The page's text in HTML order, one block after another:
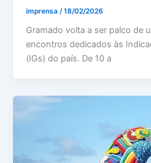
imprensa /18/02/2026
Gramado volta a ser palco de
encontros dedicados às
(IGs) do país. De 10 a